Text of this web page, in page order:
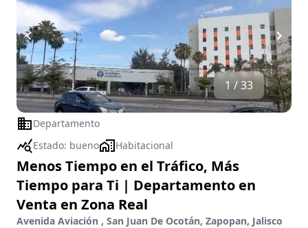
1 / 33
Departamento
Estado: bueno Habitacional
Menos Tiempo en el Tráfico, Más
Tiempo para Ti | Departamento en
Venta en Zona Real
Avenida Aviación , San Juan De Ocotán, Zapopan, Jalisco